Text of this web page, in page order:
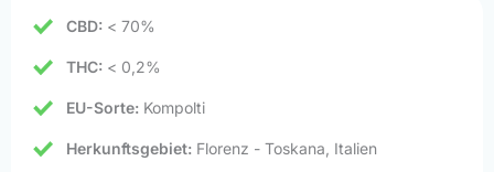
CBD: < 70%
THC: < 0,2%
EU-Sorte: Kompolti
Herkunftsgebiet: Florenz - Toskana, Italien